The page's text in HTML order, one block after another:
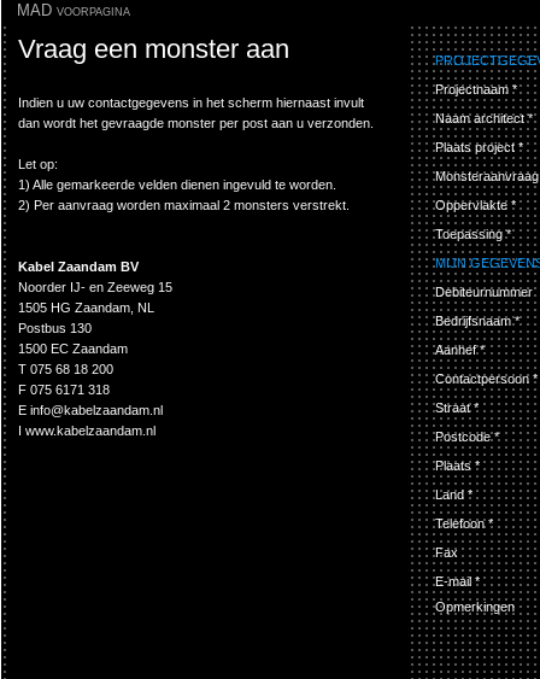
MAD voorpagina
Vraag een monster aan
Indien u uw contactgegevens in het scherm hiernaast invult
dan wordt het gevraagde monster per post aan u verzonden.
Let op:
1) Alle gemarkeerde velden dienen ingevuld te worden.
2) Per aanvraag worden maximaal 2 monsters verstrekt.
Kabel Zaandam BV
Noorder IJ- en Zeeweg 15
1505 HG Zaandam, NL
Postbus 130
1500 EC Zaandam
T 075 68 18 200
F 075 6171 318
E info@kabelzaandam.nl
I www.kabelzaandam.nl
Projectnaam *
Naam architect *
Plaats project *
Oppervlakte *
Toepassing *
MIJN
Debiteurnummer
Bedrijfsnaam *
Aanhef *
Contactpersoon *
Straat *
Postcode *
Plaats *
Land *
Telefoon *
Fax
E-mail *
Opmerkingen